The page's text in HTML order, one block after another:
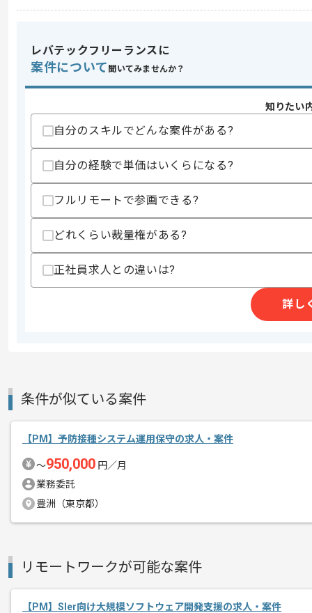
スキル
・PM経験
・Pythonを用いた開発PM経験
・AIシステム開発、データマイニング関
その他募集要項
商談回数
1回
募集人数
コンテンツマーケティング支援事業を
レバテックフリーランスに
案件について 聞いてみませんか？
知りたい
自分のスキルでどんな案件がある?
自分の経験で単価はいくらになる?
フルリモートで参画できる?
どれくらい裁量権がある?
正社員求人との違いは?
詳し
条件が似ている案件
【PM】予防接種システム運用保守の求人・案件
〜950,000 円／月
業務委託
豊洲（東京都）
リモートワークが可能な案件
【PM】Sler向け大規模ソフトウェア開発支援の求人・案件